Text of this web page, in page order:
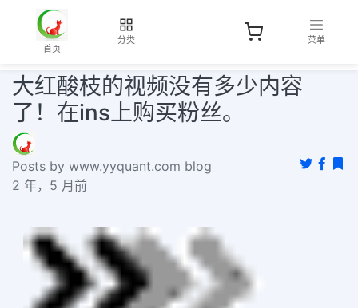
首页
分类 菜单
大红酸枝的视频没有多少内容
了！在ins上购买粉丝。
Posts by www.yyquant.com blog
2 年，5 月前